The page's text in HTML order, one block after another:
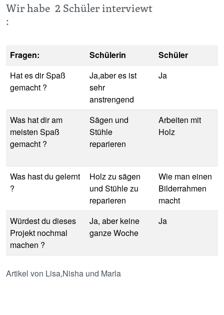
Wir habe 2 Schüler interviewt
:
Fragen: Schülerin
Schüler
Hat es dir Spaß
gemacht ?
Ja,aber es ist
sehr
anstrengend
Ja
Was hat dir am
meisten Spaß
gemacht ?
Sägen und
Stühle
reparieren
Arbeiten mit
Holz
Was hast du gelernt
?
Holz zu sägen
und Stühle zu
reparieren
Wie man einen
Bilderrahmen
macht
Würdest du dieses
Projekt nochmal
machen ?
Ja, aber keine
ganze Woche
Ja
Artikel von Lisa,Nisha und Marla